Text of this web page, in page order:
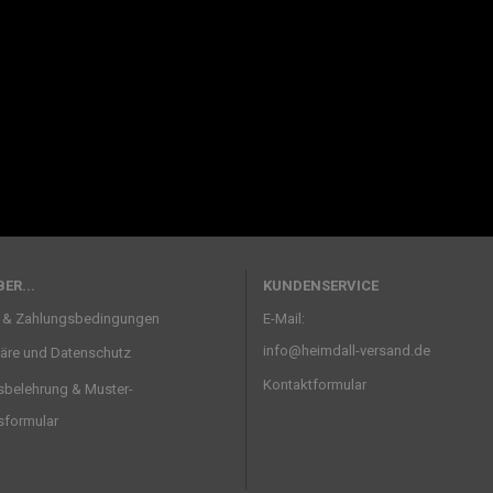
Zahlungsbedingungen
und Datenschutz
& Muster-
KUNDENSERVICE
E-Mail:
info@heimdall-versand.de
Kontaktformular